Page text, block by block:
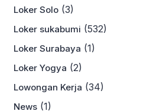
Loker Solo (3)
Loker sukabumi (532)
Loker Surabaya (1)
Loker Yogya (2)
Lowongan Kerja (34)
News (1)